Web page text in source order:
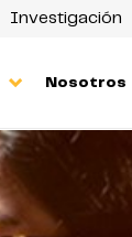
Investigación
Nosotros